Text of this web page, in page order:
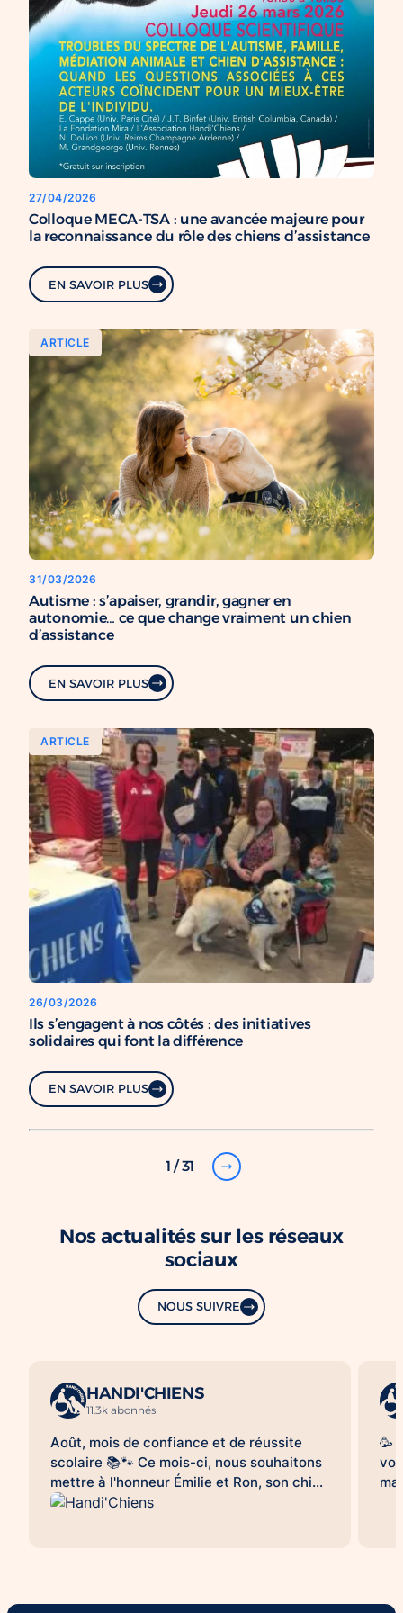
27/04/2026
Colloque MECA-TSA : une avancée majeure pour
la reconnaissance du rôle des chiens d’assistance
EN SAVOIR PLUS
ARTICLE
31/03/2026
Autisme : s’apaiser, grandir, gagner en
autonomie… ce que change vraiment un chien
d’assistance
EN SAVOIR PLUS
ARTICLE
26/03/2026
Ils s’engagent à nos côtés : des initiatives
solidaires qui font la différence
EN SAVOIR PLUS
1 / 31
Nos actualités sur les réseaux
sociaux
NOUS SUIVRE
HANDI'CHIENS
11.3k abonnés
Août, mois de confiance et de réussite
scolaire 📚🐾 Ce mois-ci, nous souhaitons
mettre à l'honneur Émilie et Ron, son chien
d'assistance à la réussite scolaire
confiance et d'apaisement. Sa présence
🥳